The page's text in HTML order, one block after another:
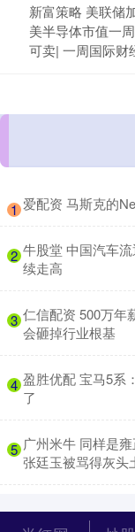
新富策略 美联储
美半导体市值一
可卖| 一周国际财
1 爱配资 马斯克的
2 牛股堂 中国汽车
续走高
3 仁信配资 500万年
会砸掉行业根基
4 盈胜优配 宝马5系
了
5 广州米牛 同样是
张廷玉被骂得灰头